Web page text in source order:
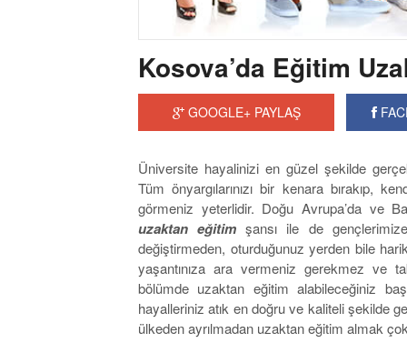
Kosova’da Eğitim
GOOGLE+ PAYLAŞ
Üniversite hayalinizi en güzel şekilde
Tüm önyargılarınızı bir kenara bırakıp,
görmeniz yeterlidir. Doğu Avrupa’da ve
uzaktan eğitim şansı ile de
değiştirmeden, oturduğunuz yerden bile
yaşantınıza ara vermeniz gerekmez ve
bölümde uzaktan eğitim alabileceğiniz
hayalleriniz atık en doğru ve kaliteli şekilde
ülkeden ayrılmadan uzaktan eğitim almak